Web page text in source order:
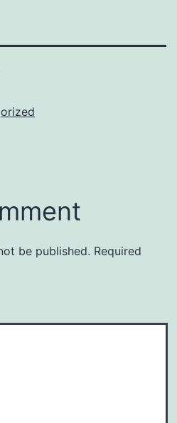
be published. Required